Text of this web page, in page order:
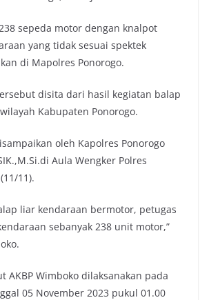
sepeda motor dengan knalpot
yang tidak sesuai spektek
di Mapolres Ponorogo.
disita dari hasil kegiatan balap
Kabupaten Ponorogo.
oleh Kapolres Ponorogo
Aula Wengker Polres
11).
liar kendaraan bermotor, petugas
sebanyak 238 unit motor,”
AKBP Wimboko dilaksanakan pada
05 November 2023 pukul 01.00